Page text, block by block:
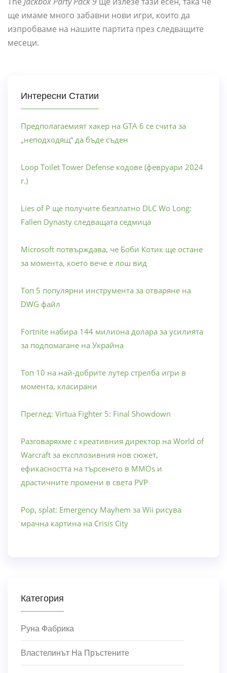
ще имаме много забавни нови игри, които да
изпробваме на нашите партита през следващите
месеци.
Интересни Статии
Предполагаемият хакер на GTA 6 се счита за
„неподходящ“ да бъде съден
Loop Toilet Tower Defense кодове (февруари 2024
г.)
Lies of P ще получите безплатно DLC Wo Long:
Fallen Dynasty следващата седмица
Microsoft потвърждава, че Боби Котик ще остане
за момента, което вече е лош вид
Топ 5 популярни инструмента за отваряне на
DWG файл
Fortnite набира 144 милиона долара за усилията
за подпомагане на Украйна
Топ 10 на най-добрите лутер стрелба игри в
момента, класирани
Преглед: Virtua Fighter 5: Final Showdown
Разговаряхме с креативния директор на World of
Warcraft за експлозивния нов сюжет,
ефикасността на търсенето в MMOs и
драстичните промени в света PVP
Pop, splat: Emergency Mayhem за Wii рисува
мрачна картина на Crisis City
Категория
Руна Фабрика
Властелинът На Пръстените